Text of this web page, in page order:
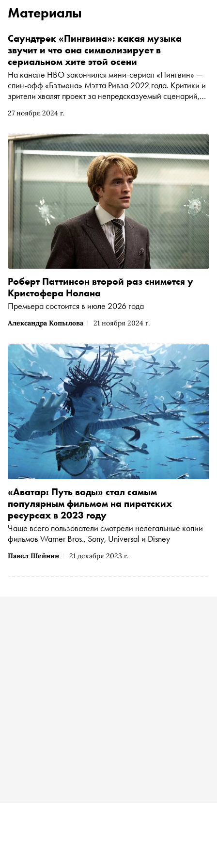
Материалы
27 ноября 2024 г.
Саундтрек «Пингвина»: какая музыка
звучит и что она символизирует в
сериальном хите этой осени
На канале HBO закончился мини-сериал «Пингвин» —
спин-офф «Бэтмена» Мэтта Ривза 2022 года. Критики и
зрители хвалят проект за непредсказуемый сценарий,
выдающуюся актерскую работу Кристин Милиоти, а
саундтрек. Сериал плотно укомплектован знаковыми
хитами независимой сцены 1980-х, умело
разбавленными джаз-поп-стандартами и недавними
инди-хитами, а каждая его серия заканчивается
подзабытой, но от этого не менее впечатляющей песней.
«Сноб» решил разобрать саундтрек «Пингвина» и
выбрать главные элементы его музыкальной
составляющей. Внимание: обзор содержит спойлеры
Александра Копылова 21 ноября 2024 г.
Роберт Паттинсон второй раз снимется у
Кристофера Нолана
Премьера состоится в июле 2026 года
Павел Шейнин 21 декабря 2023 г.
«Аватар: Путь воды» стал самым
популярным фильмом на пиратских
ресурсах в 2023 году
Чаще всего пользователи смотрели нелегальные копии
фильмов Warner Bros., Sony, Universal и Disney